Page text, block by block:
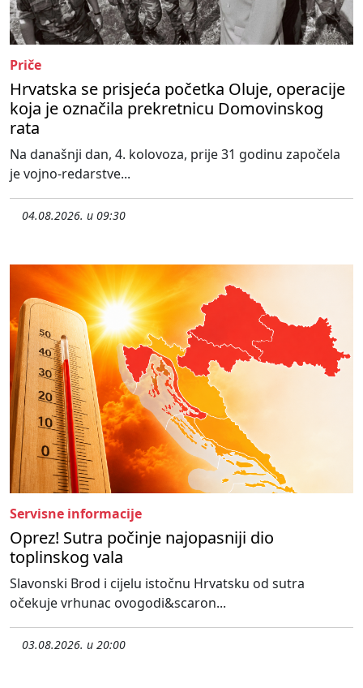
Priče
Hrvatska se prisjeća početka Oluje, operacije
koja je označila prekretnicu Domovinskog
rata
Na današnji dan, 4. kolovoza, prije 31 godinu započela
je vojno-redarstve...
04.08.2026. u 09:30
Servisne informacije
Oprez! Sutra počinje najopasniji dio
toplinskog vala
Slavonski Brod i cijelu istočnu Hrvatsku od sutra
očekuje vrhunac ovogodi&scaron...
03.08.2026. u 20:00